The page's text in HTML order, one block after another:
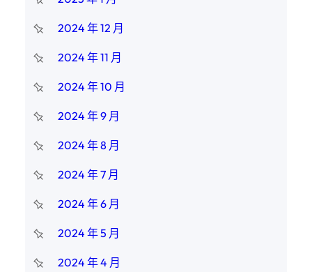
2024 年 12 月
2024 年 11 月
2024 年 10 月
2024 年 9 月
2024 年 8 月
2024 年 7 月
2024 年 6 月
2024 年 5 月
2024 年 4 月